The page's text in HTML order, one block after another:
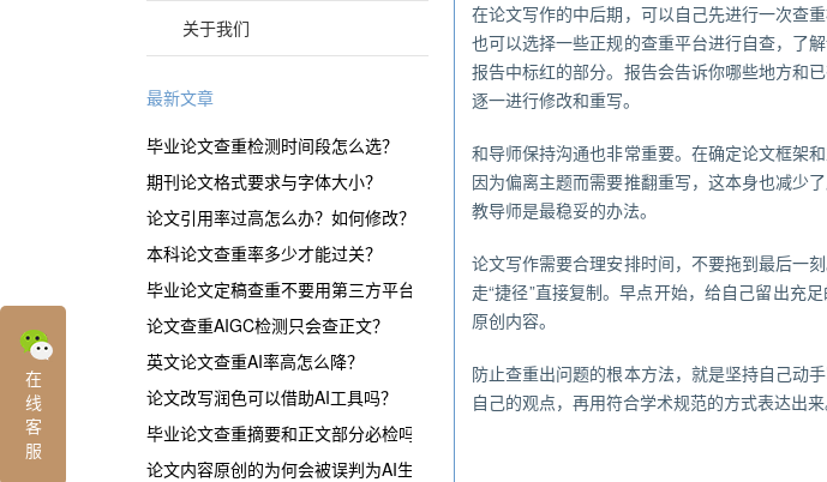
关于我们
最新文章
毕业论文查重检测时间段怎么选？
期刊论文格式要求与字体大小？
论文引用率过高怎么办？如何修改？
本科论文查重率多少才能过关？
毕业论文定稿查重不要用第三方平台？
论文查重AIGC检测只会查正文？
英文论文查重AI率高怎么降？
论文改写润色可以借助AI工具吗？
毕业论文查重摘要和正文部分必检吗？
论文内容原创的为何会被误判为AI生成？
在论文写作的中后期，可以自己先进行一次查
也可以选择一些正规的查重平台进行自查，了
报告中标红的部分。报告会告诉你哪些地方和
逐一进行修改和重写。
和导师保持沟通也非常重要。在确定论文框架
因为偏离主题而需要推翻重写，这本身也减少
教导师是最稳妥的办法。
论文写作需要合理安排时间，不要拖到最后一
走“捷径”直接复制。早点开始，给自己留出充
原创内容。
防止查重出问题的根本方法，就是坚持自己动
自己的观点，再用符合学术规范的方式表达出
在
线
客
服